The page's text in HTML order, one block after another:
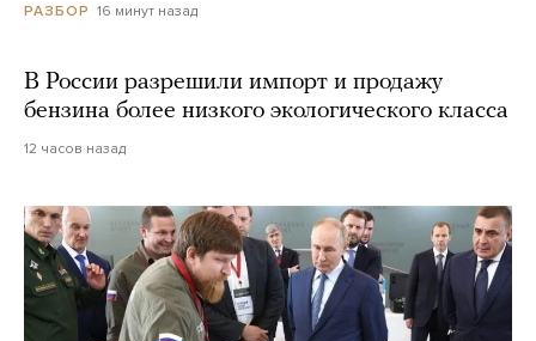
РАЗБОР 16 минут назад
В России разрешили импорт и продажу
бензина более низкого экологического класса
12 часов назад